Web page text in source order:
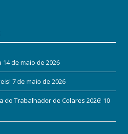
14 de maio de 2026
7 de maio de 2026
do Trabalhador de Colares 2026! 10